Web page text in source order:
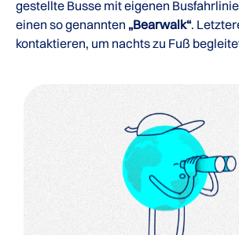
gestellte Busse mit eigenen
einen so genannten „Bearwalk“.
kontaktieren, um nachts zu Fuß